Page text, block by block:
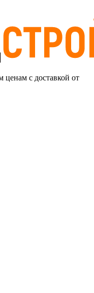
с доставкой от